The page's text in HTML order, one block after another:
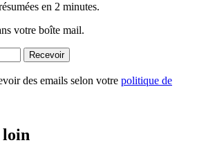
en 2 minutes.
votre boîte mail.
Recevoir
des emails selon votre politique de